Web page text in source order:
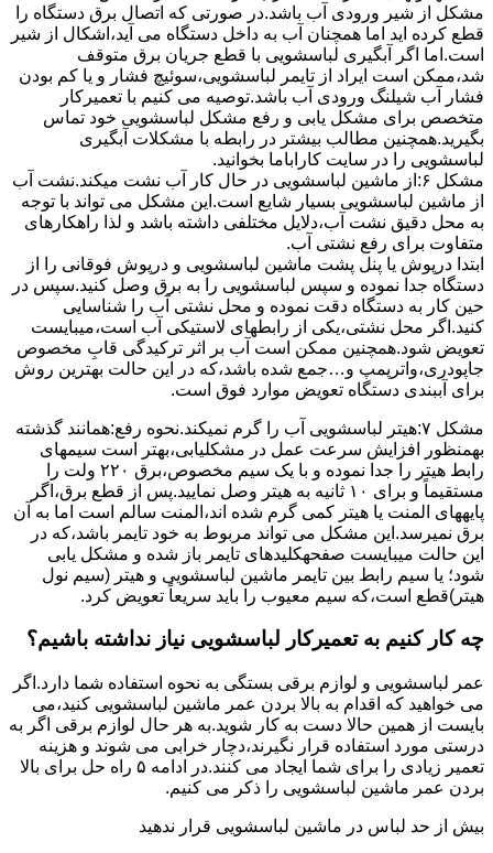
مشکل از شیر ورودی آب باشد.در صورتی که اتصال برق دستگاه را
قطع کرده اید اما همچنان آب به داخل دستگاه می آید،اشکال از شیر
است.اما اگر آبگیری لباسشویی با قطع جریان برق متوقف
شد،ممکن است ایراد از تایمر لباسشویی،سوئیچ فشار و یا کم بودن
فشار آب شیلنگ ورودی آب باشد.توصیه می کنیم با تعمیرکار
متخصص برای مشکل یابی و رفع مشکل لباسشویی خود تماس
بگیرید.همچنین مطالب بیشتر در رابطه با مشکلات آبگیری
لباسشویی را در سایت کاراباما بخوانید.
مشکل ۶:از ﻣﺎﺷﯿﻦ لباسشویی در ﺣﺎل ﮐﺎر آب ﻧﺸﺖ میکند.نشت آب
از ماشین لباسشویی بسیار شایع است.این مشکل می تواند با توجه
به محل دقیق نشت آب،دلایل مختلفی داشته باشد و لذا راهکارهای
متفاوت برای رفع نشتی آب.
ابتدا درپوش یا پنل ﭘﺸﺖ ﻣﺎﺷﯿﻦ لباسشویی و درپوش ﻓﻮﻗﺎﻧﯽ را از
دستگاه ﺟﺪا ﻧﻤﻮده و ﺳﭙﺲ لباسشویی را ﺑﻪ ﺑﺮق وصل ﮐﻨﯿﺪ.سپس در
حین کار به دستگاه دقت نموده و ﻣﺤﻞ نشتی آب را ﺷﻨﺎﺳﺎﯾﯽ
کنید.اﮔﺮ ﻣﺤﻞ نشتی،ﯾﮑﯽ از رابطهای ﻻﺳﺘﯿﮑﯽ آب اﺳﺖ،میبایست
ﺗﻌﻮﯾﺾ شود.همچنین ﻣﻤﮑﻦ اﺳﺖ آب بر اثر ﺗﺮﮐﯿﺪﮔﯽ قابِ ﻣﺨﺼﻮص
ﺟﺎﭘﻮدری،واترپمپ و…جمع شده ﺑﺎﺷﺪ،ﮐﻪ در این حالت بهترین روش
برای آببندی دستگاه ﺗﻌﻮﯾﺾ ﻣﻮارد ﻓﻮق اﺳﺖ.
مشکل ۷:ﻫﯿﺘﺮ لباسشویی آب را ﮔﺮم نمیکند.نحوه رﻓﻊ:ﻫﻤﺎﻧﻨﺪ ﮔﺬﺷﺘﻪ
بهمنظور اﻓﺰاﯾﺶ ﺳﺮﻋﺖ ﻋﻤﻞ در مشکلیابی،بهتر است سیمهای
راﺑﻂ ﻫﯿﺘﺮ را ﺟﺪا ﻧﻤﻮده و ﺑﺎ ﯾﮏ ﺳﯿﻢ ﻣﺨﺼﻮص،برق ۲۲۰ ولت را
مستقیماً و برای ۱۰ ﺛﺎﻧﯿﻪ ﺑﻪ ﻫﯿﺘﺮ وصل نمایید.ﭘﺲ از ﻗﻄﻊ ﺑﺮق،اﮔﺮ
پایههای اﻟﻤﻨﺖ یا هیتر کمی ﮔﺮم ﺷﺪه اند،اﻟﻤﻨﺖ ﺳﺎﻟﻢ است اما ﺑﻪ آن
ﺑﺮق نمیرسد.اﯾﻦ ﻣﺸﮑﻞ می تواند مربوط به ﺧﻮد ﺗﺎﯾﻤﺮ باشد،ﮐﻪ در
این حالت میبایست صفحهکلیدهای ﺗﺎﯾﻤﺮ باز شده و مشکل یابی
شود؛ ﯾﺎ ﺳﯿﻢ راﺑﻂ ﺑﯿﻦ ﺗﺎﯾﻤﺮ ماشین لباسشویی و ﻫﯿﺘﺮ (سیم ﻧﻮل
ﻫﯿﺘﺮ)ﻗﻄﻊ اﺳﺖ،ﮐﻪ ﺳﯿﻢ ﻣﻌﯿﻮب را ﺑﺎﯾﺪ سریعاً ﺗﻌﻮﯾﺾ کرد.
چه کار کنیم به تعمیرکار لباسشویی نیاز نداشته باشیم؟
عمر لباسشویی و لوازم برقی بستگی به نحوه استفاده شما دارد.اگر
می خواهید که اقدام به بالا بردن عمر ماشین لباسشویی کنید،می
بایست از همین حالا دست به کار شوید.به هر حال لوازم برقی اگر به
درستی مورد استفاده قرار نگیرند،دچار خرابی می شوند و هزینه
تعمیر زیادی را برای شما ایجاد می کنند.در ادامه ۵ راه حل برای بالا
بردن عمر ماشین لباسشویی را ذکر می کنیم.
بیش از حد لباس در ماشین لباسشویی قرار ندهید